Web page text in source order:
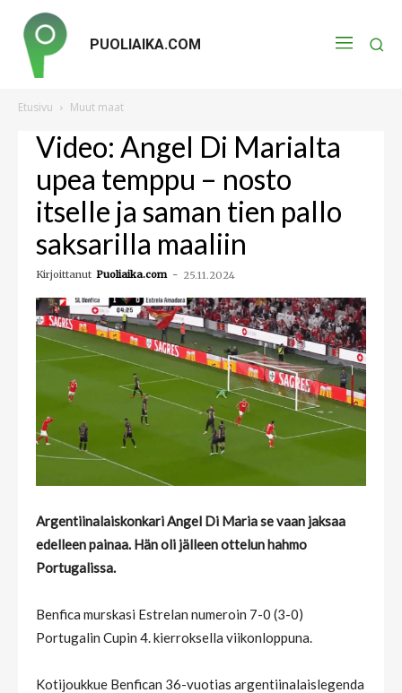
PUOLIAIKA.COM
Etusivu Muut maat
Video: Angel Di Marialta
upea temppu – nosto
itselle ja saman tien pallo
saksarilla maaliin
Kirjoittanut Puoliaika.com - 25.11.2024
Argentiinalaiskonkari Angel Di Maria se vaan jaksaa
edelleen painaa. Hän oli jälleen ottelun hahmo
Portugalissa.
Benfica murskasi Estrelan numeroin 7-0 (3-0)
Portugalin Cupin 4. kierroksella viikonloppuna.
Kotijoukkue Benfican 36-vuotias argentiinalaislegenda